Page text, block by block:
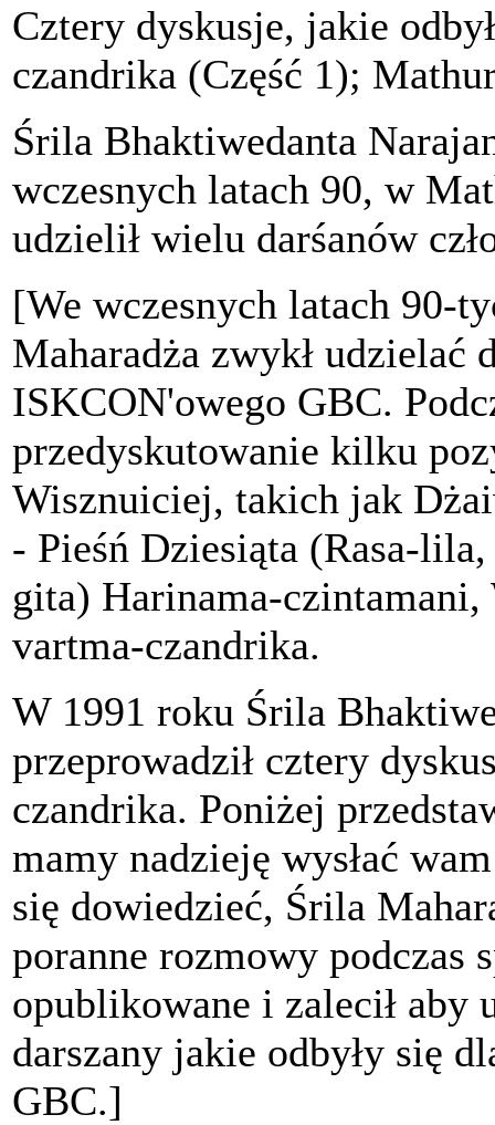
Cztery dyskusje, jakie
czandrika (Część 1);
Śrila Bhaktiwedanta
wczesnych latach 90, w
udzielił wielu darśanów
[We wczesnych latach 90-
Maharadża zwykł udzielać
ISKCON'owego GBC.
przedyskutowanie kilku
Wisznuiciej, takich jak
- Pieśń Dziesiąta (Rasa-
gita) Harinama-
vartma-czandrika.
W 1991 roku Śrila
przeprowadził cztery
czandrika. Poniżej
mamy nadzieję wysłać
się dowiedzieć, Śrila
poranne rozmowy podczas
opublikowane i zalecił aby
darszany jakie odbyły się
GBC.]